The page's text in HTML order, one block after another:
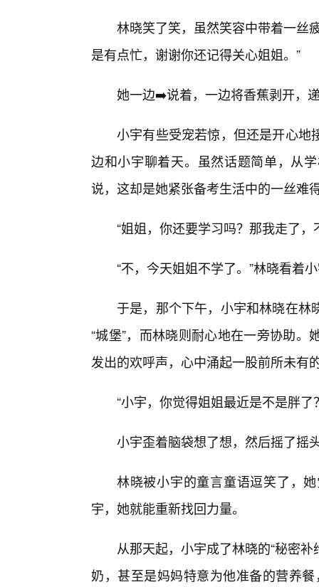
林晓笑了笑，虽然笑容中带着一丝
是有点忙，谢谢你还记得关心姐姐。”
她一边➡️说着，一边将香蕉剥开，
小宇有些受宠若惊，但还是开心地
边和小宇聊着天。虽然话题简单，从
说，这却是她紧张备考生活中的一丝难
“姐姐，你还要学习吗？那我走了
“不，今天姐姐不学了。”林晓看着
于是，那个下午，小宇和林晓在
“城堡”，而林晓则耐心地在一旁协助
发出的欢呼声，心中涌起一股前所未有
“小宇，你觉得姐姐最近是不是胖了
小宇歪着脑袋想了想，然后摇了摇
林晓被小宇的童言童语逗笑了，
宇，她就能重新找回力量。
从那天起，小宇成了林晓的“秘密
奶，甚至是妈妈特意为他准备的营养